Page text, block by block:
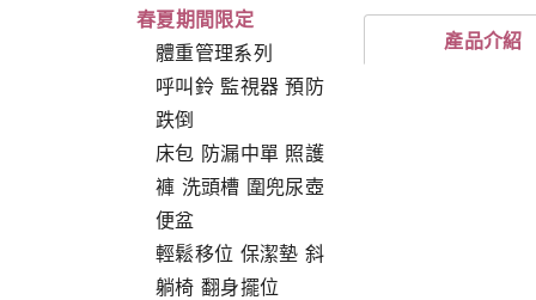
春夏期間限定
體重管理系列
呼叫鈴 監視器 預防
跌倒
床包 防漏中單 照護
褲 洗頭槽 圍兜尿壺
便盆
輕鬆移位 保潔墊 斜
躺椅 翻身擺位
產品介紹